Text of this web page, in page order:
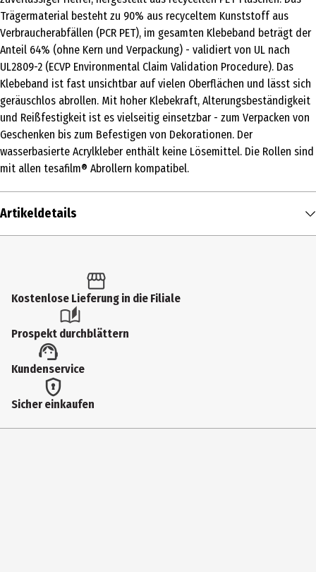
Trägermaterial besteht zu 90% aus recyceltem Kunststoff aus
Verbraucherabfällen (PCR PET), im gesamten Klebeband beträgt der
Anteil 64% (ohne Kern und Verpackung) - validiert von UL nach
UL2809-2 (ECVP Environmental Claim Validation Procedure). Das
Klebeband ist fast unsichtbar auf vielen Oberflächen und lässt sich
geräuschlos abrollen. Mit hoher Klebekraft, Alterungsbeständigkeit
und Reißfestigkeit ist es vielseitig einsetzbar - zum Verpacken von
Geschenken bis zum Befestigen von Dekorationen. Der
wasserbasierte Acrylkleber enthält keine Lösemittel. Die Rollen sind
mit allen tesafilm® Abrollern kompatibel.
Artikeldetails
Produkttyp
Hersteller
Tesa SE
Herstelleradresse
Kostenlose Lieferung in die Filiale
Prospekt durchblättern
Kundenservice
Sicher einkaufen